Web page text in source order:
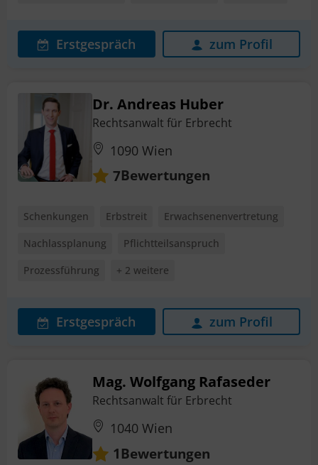
Erstgespräch zum Profil
Dr. Andreas Huber
Rechtsanwalt für Erbrecht
1090 Wien
7Bewertungen
Schenkungen Erbstreit
Erwachsenenvertretung
Nachlassplanung
Pflichtteilsanspruch
Prozessführung
+ 2 weitere
Erstgespräch zum Profil
Mag. Wolfgang Rafaseder
Rechtsanwalt für Erbrecht
1040 Wien
1Bewertungen